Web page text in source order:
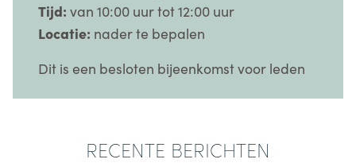
Tijd: van 10:00 uur tot 12:00 uur
Locatie: nader te bepalen
Dit is een besloten bijeenkomst voor leden
RECENTE BERICHTEN